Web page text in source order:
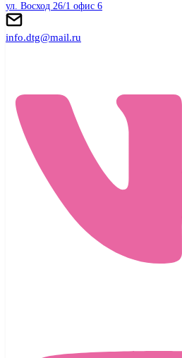
ул. Восход 26/1 офис 6
info.dtg@mail.ru